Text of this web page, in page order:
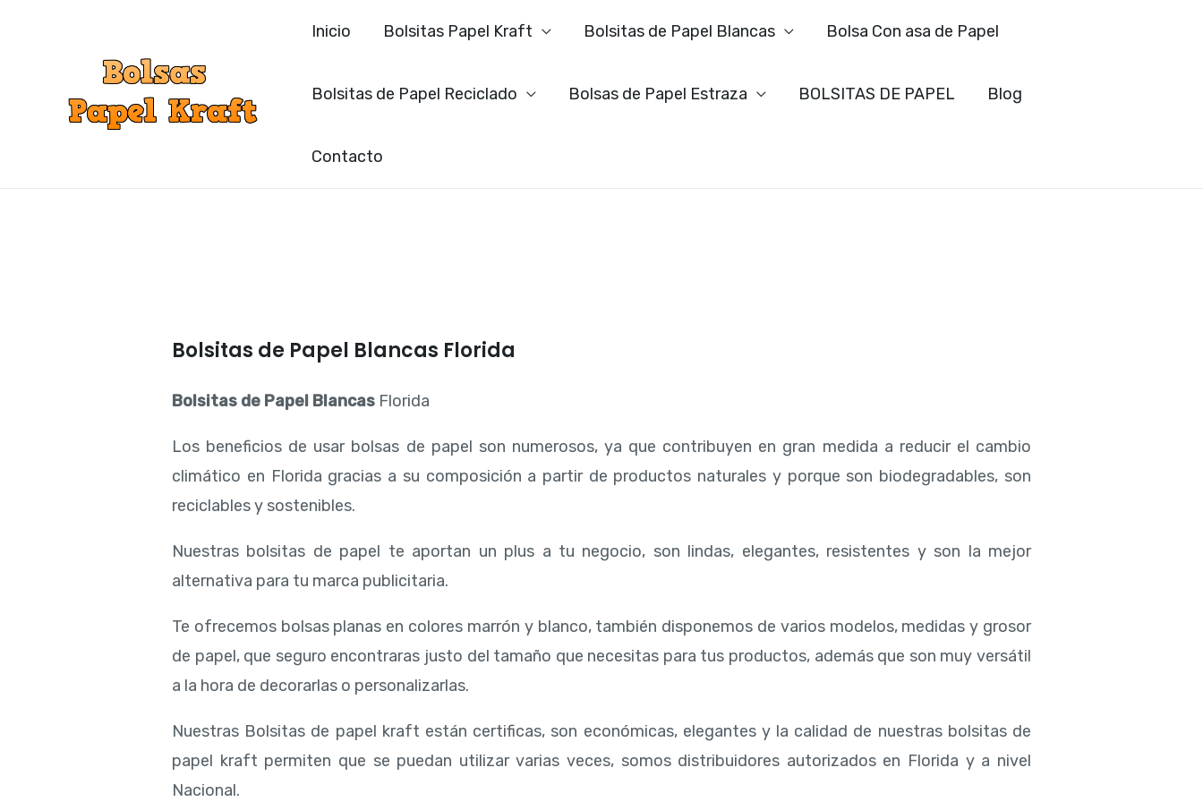
Inicio Bolsitas Papel Kraft Bolsitas de Papel Blancas Bolsa Con asa de Papel
Bolsitas de Papel Reciclado Bolsas de Papel Estraza BOLSITAS DE PAPEL Blog
Contacto
Bolsitas de Papel Blancas Florida
Bolsitas de Papel Blancas Florida
Los beneficios de usar bolsas de papel son numerosos, ya que contribuyen en gran medida a reducir el cambio
climático en Florida gracias a su composición a partir de productos naturales y porque son biodegradables, son
reciclables y sostenibles.
Nuestras bolsitas de papel te aportan un plus a tu negocio, son lindas, elegantes, resistentes y son la mejor
alternativa para tu marca publicitaria.
Te ofrecemos bolsas planas en colores marrón y blanco, también disponemos de varios modelos, medidas y grosor
de papel, que seguro encontraras justo del tamaño que necesitas para tus productos, además que son muy versátil
a la hora de decorarlas o personalizarlas.
Nuestras Bolsitas de papel kraft están certificas, son económicas, elegantes y la calidad de nuestras bolsitas de
papel kraft permiten que se puedan utilizar varias veces, somos distribuidores autorizados en Florida y a nivel
Nacional.